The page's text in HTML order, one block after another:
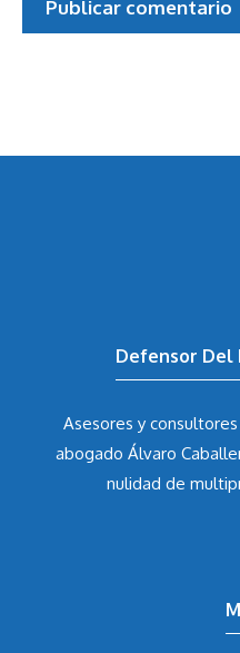
Asesores y
abogado Álvaro